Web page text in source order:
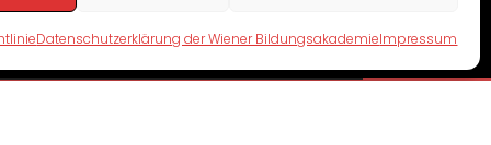
Datenschutzerklärung der Wiener BildungsakademieImpressum